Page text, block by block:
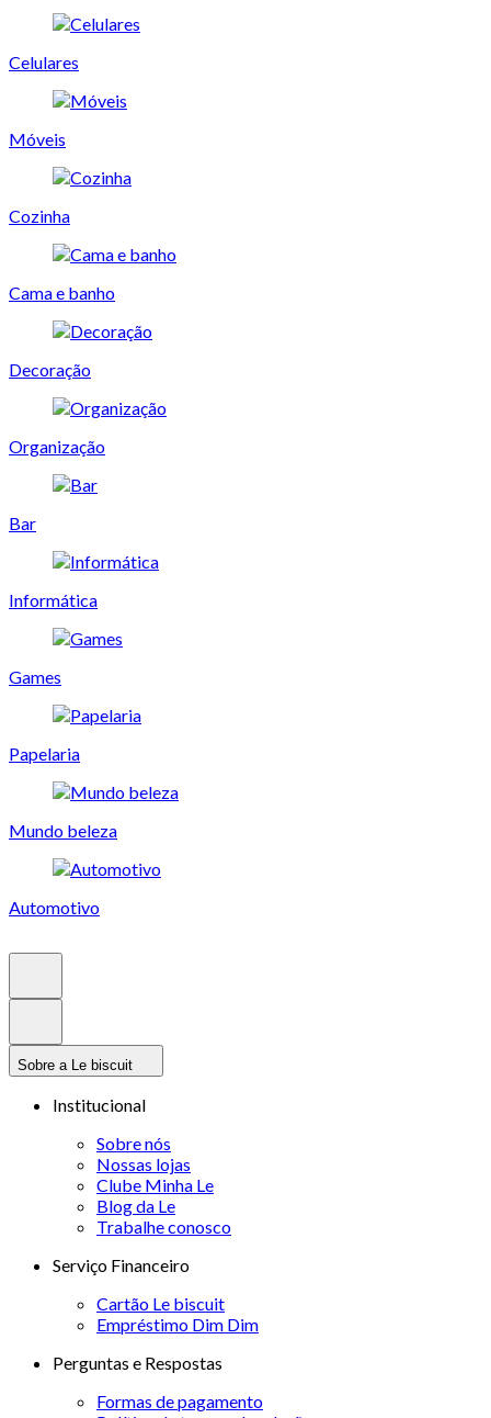
Celulares
Móveis
Cozinha
Cama e banho
Decoração
Organização
Bar
Informática
Games
Papelaria
Mundo beleza
Automotivo
Sobre a Le biscuit
Institucional
Sobre nós
Nossas lojas
Clube Minha Le
Blog da Le
Trabalhe conosco
Serviço Financeiro
Cartão Le biscuit
Empréstimo Dim Dim
Perguntas e Respostas
Formas de pagamento